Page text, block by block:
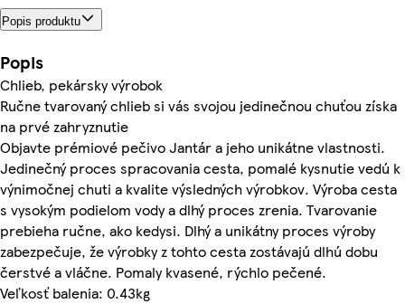
Popis produktu
Popis
Chlieb, pekársky výrobok
Ručne tvarovaný chlieb si vás svojou jedinečnou chuťou získa
na prvé zahryznutie
Objavte prémiové pečivo Jantár a jeho unikátne vlastnosti.
Jedinečný proces spracovania cesta, pomalé kysnutie vedú k
výnimočnej chuti a kvalite výsledných výrobkov. Výroba cesta
s vysokým podielom vody a dlhý proces zrenia. Tvarovanie
prebieha ručne, ako kedysi. Dlhý a unikátny proces výroby
zabezpečuje, že výrobky z tohto cesta zostávajú dlhú dobu
čerstvé a vláčne. Pomaly kvasené, rýchlo pečené.
Veľkosť balenia: 0.43kg